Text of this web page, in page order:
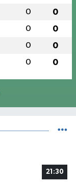
0 0
0 0
0 0
0 0
21:30